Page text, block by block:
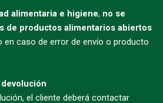
alimentaria e higiene, no se
de productos alimentarios abiertos
en caso de error de envío o producto
el cliente deberá contactar